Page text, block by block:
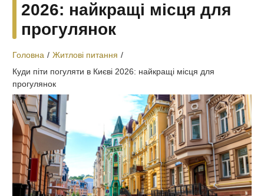
2026: найкращі місця для
прогулянок
Головна / Житлові питання /
Куди піти погуляти в Києві 2026: найкращі місця для
прогулянок